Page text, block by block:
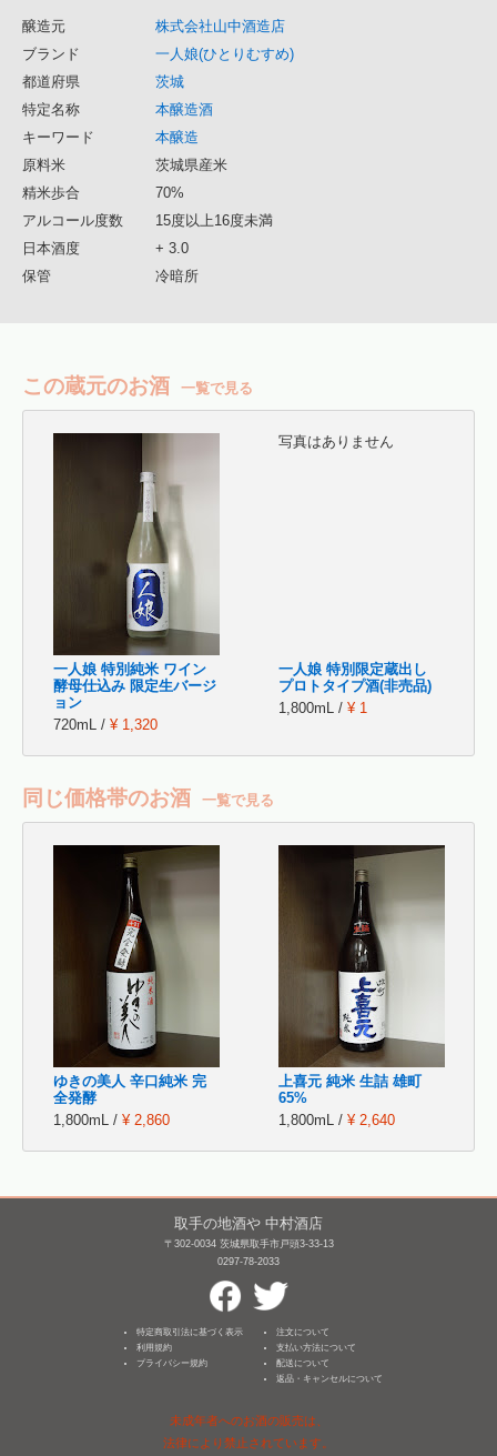
醸造元
株式会社山中酒造店
ブランド
一人娘(ひとりむすめ)
都道府県
茨城
特定名称
本醸造酒
キーワード
本醸造
原料米
茨城県産米
精米歩合
70%
アルコール度数
15度以上16度未満
日本酒度
+ 3.0
保管
冷暗所
この蔵元のお酒 一覧で見る
一人娘 特別純米 ワイン
酵母仕込み 限定生バージ
ョン
720mL / ¥ 1,320
写真はありません
一人娘 特別限定蔵出し
プロトタイプ酒(非売品)
1,800mL / ¥ 1
同じ価格帯のお酒 一覧で見る
ゆきの美人 辛口純米 完
全発酵
1,800mL / ¥ 2,860
上喜元 純米 生詰 雄町
65%
1,800mL / ¥ 2,640
取手の地酒や 中村酒店
〒302-0034 茨城県取手市戸頭3-33-13
0297-78-2033
特定商取引法に基づく表示
利用規約
プライバシー規約
注文について
支払い方法について
配送について
返品・キャンセルについて
未成年者へのお酒の販売は、
法律により禁止されています。